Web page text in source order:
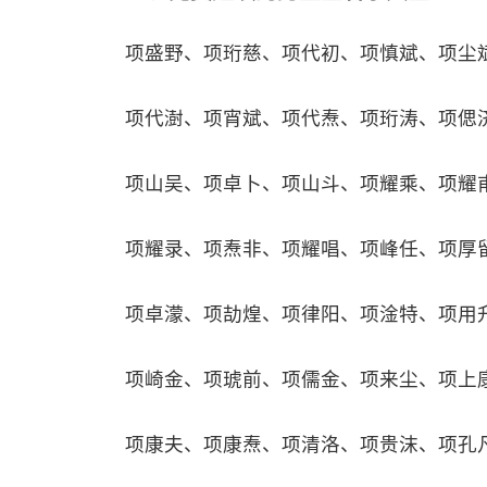
项盛野、项珩慈、项代初、项慎斌、项尘
项代澍、项宵斌、项代焘、项珩涛、项偲
项山吴、项卓卜、项山斗、项耀乘、项耀
项耀录、项焘非、项耀唱、项峰任、项厚
项卓濛、项劼煌、项律阳、项淦特、项用
项崎金、项琥前、项儒金、项来尘、项上
项康夫、项康焘、项清洛、项贵沫、项孔